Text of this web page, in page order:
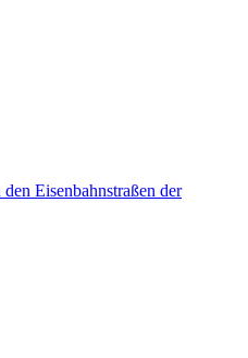
Eisenbahnstraßen der